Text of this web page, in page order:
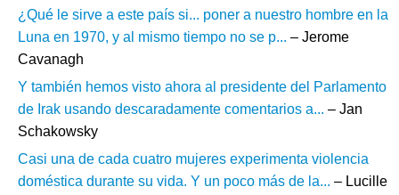
¿Qué le sirve a este país si... poner a nuestro hombre en la
Luna en 1970, y al mismo tiempo no se p... – Jerome
Cavanagh
Y también hemos visto ahora al presidente del Parlamento
de Irak usando descaradamente comentarios a... – Jan
Schakowsky
Casi una de cada cuatro mujeres experimenta violencia
doméstica durante su vida. Y un poco más de la... – Lucille